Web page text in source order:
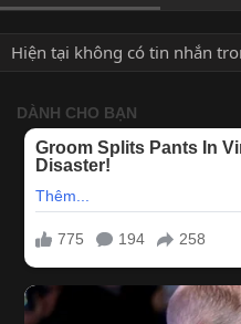
Hiện tại không có tin nhắn